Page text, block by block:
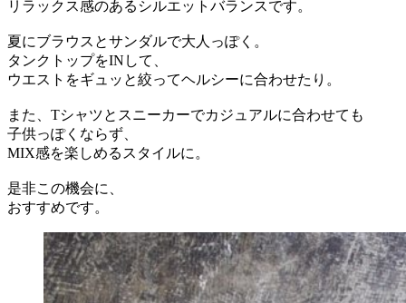
リラックス感のあるシルエットバランスです。
夏にブラウスとサンダルで大人っぽく。
タンクトップをINして、
ウエストをギュッと絞ってヘルシーに合わせたり。
また、Tシャツとスニーカーでカジュアルに合わせても
子供っぽくならず、
MIX感を楽しめるスタイルに。
是非この機会に、
おすすめです。